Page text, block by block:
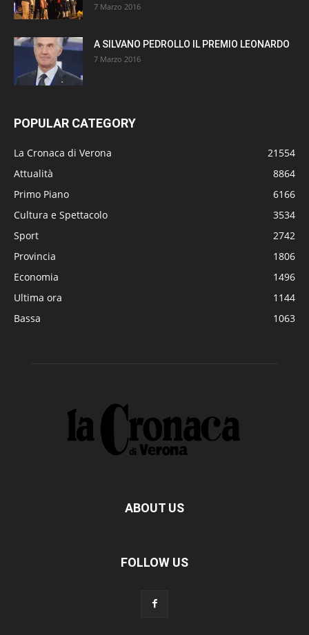
7 Marzo 2016
A SILVANO PEDROLLO IL PREMIO LEONARDO
7 Marzo 2016
POPULAR CATEGORY
La Cronaca di Verona
21554
Attualità
8864
Primo Piano
6166
Cultura e Spettacolo
3534
Sport
2742
Provincia
1806
Economia
1496
Ultima ora
1144
Bassa
1063
ABOUT US
FOLLOW US